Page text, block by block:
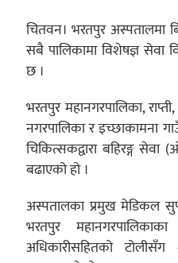
चितवन। भरतपुर अस्पतालमा
सबै पालिकामा विशेषज्ञ सेवा
छ ।
भरतपुर महानगरपालिका,
नगरपालिका र इच्छाकामना
चिकित्सकद्वारा बहिरङ्ग सेवा
बढाएको हो ।
अस्पतालका प्रमुख मेडिकल
भरतपुर
अधिकारीसहितको